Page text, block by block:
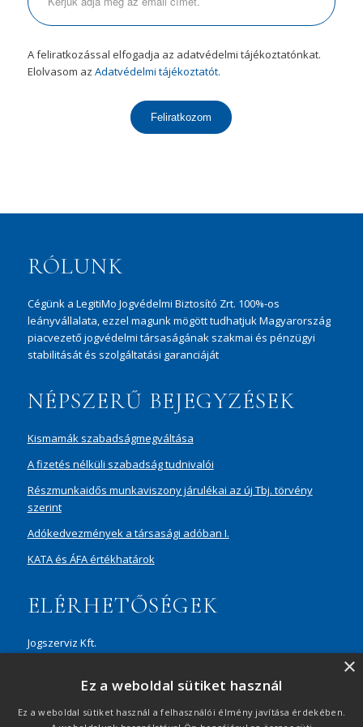
A feliratkozással elfogadja az adatvédelmi tájékoztatónkat.
Elolvasom az Adatvédelmi tájékoztatót.
Feliratkozom
RÓLUNK
Cégünk a LegitiMo Jogvédelmi Biztosító Zrt. 100%-os
leányvállalata, ezzel magunk mögött tudhatjuk Magyarország
piacvezető jogvédelmi társaságának szakmai és pénzügyi
stabilitását és szolgáltatási garanciáját
NÉPSZERŰ BEJEGYZÉSEK
Kismamák szabadságmegváltása
A fizetés nélküli szabadság tudnivalói
Részmunkaidős munkaviszony járulékai az új Tbj. törvény
szerint
Adókedvezmények a társasági adóban I.
KATA és ÁFA értékhatárok
ELÉRHETŐSÉGEK
Jogszerviz Kft.
+36 20 429 0716
Iratkozzon fel hírlevelünkre!
A feliratkozással elfogadja az adatvédelmi tájékoztatónkat. Elolvasom
×
Ez a weboldal sütiket használ
Ez a weboldal sütiket használ a felhasználói élmény javítása érdekében.